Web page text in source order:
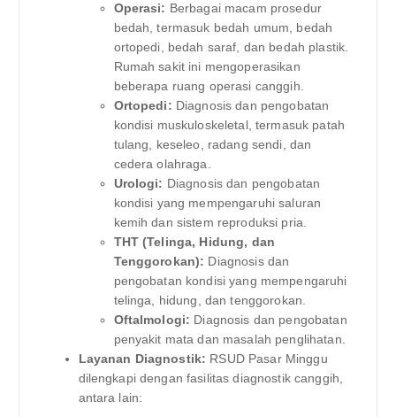
Operasi: Berbagai macam prosedur
bedah, termasuk bedah umum, bedah
ortopedi, bedah saraf, dan bedah plastik.
Rumah sakit ini mengoperasikan
beberapa ruang operasi canggih.
Ortopedi: Diagnosis dan pengobatan
kondisi muskuloskeletal, termasuk patah
tulang, keseleo, radang sendi, dan
cedera olahraga.
Urologi: Diagnosis dan pengobatan
kondisi yang mempengaruhi saluran
kemih dan sistem reproduksi pria.
THT (Telinga, Hidung, dan
Tenggorokan): Diagnosis dan
pengobatan kondisi yang mempengaruhi
telinga, hidung, dan tenggorokan.
Oftalmologi: Diagnosis dan pengobatan
penyakit mata dan masalah penglihatan.
Layanan Diagnostik: RSUD Pasar Minggu
dilengkapi dengan fasilitas diagnostik canggih,
antara lain: